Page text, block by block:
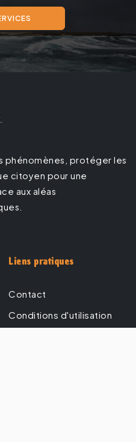
phénomènes, protéger les
citoyen pour une
aux aléas
Liens pratiques
Contact
Conditions d'utilisation